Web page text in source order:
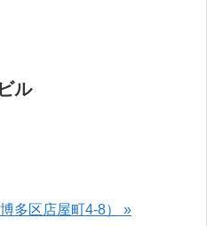
ル
多区店屋町4-8） »